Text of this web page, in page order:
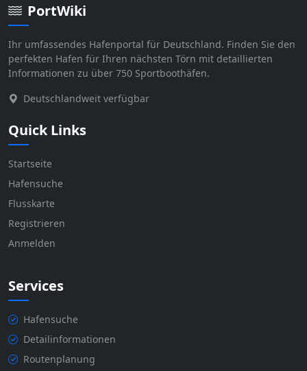
PortWiki
Ihr umfassendes Hafenportal für Deutschland. Finden Sie den
perfekten Hafen für Ihren nächsten Törn mit detaillierten
Informationen zu über 750 Sportboothäfen.
Deutschlandweit verfügbar
Quick Links
Startseite
Hafensuche
Flusskarte
Registrieren
Anmelden
Services
Hafensuche
Detailinformationen
Routenplanung